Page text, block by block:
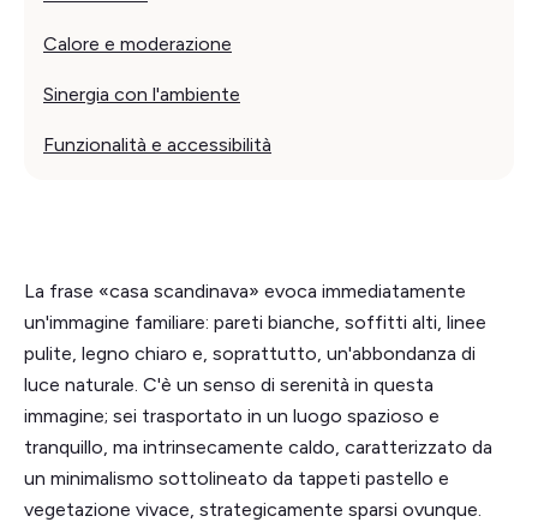
Calore e moderazione
Sinergia con l'ambiente
Funzionalità e accessibilità
La frase «casa scandinava» evoca immediatamente
un'immagine familiare: pareti bianche, soffitti alti, linee
pulite, legno chiaro e, soprattutto, un'abbondanza di
luce naturale. C'è un senso di serenità in questa
immagine; sei trasportato in un luogo spazioso e
tranquillo, ma intrinsecamente caldo, caratterizzato da
un minimalismo sottolineato da tappeti pastello e
vegetazione vivace, strategicamente sparsi ovunque.